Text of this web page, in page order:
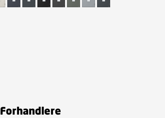
Forhandlere